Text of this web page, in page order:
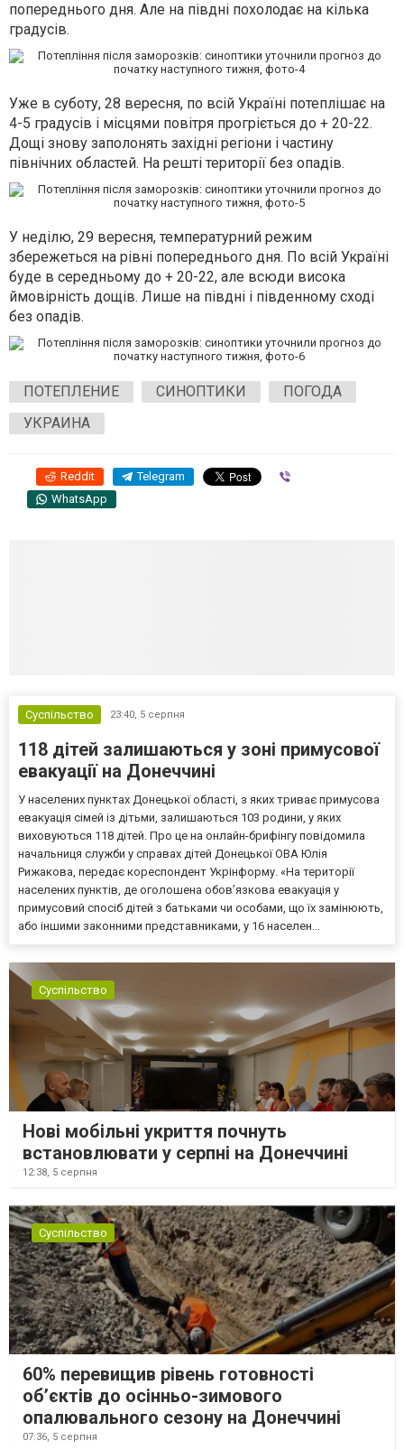
попереднього дня. Але на півдні похолодає на кілька
градусів.
Уже в суботу, 28 вересня, по всій Україні потеплішає на
4-5 градусів і місцями повітря прогріється до + 20-22.
Дощі знову заполонять західні регіони і частину
північних областей. На решті території без опадів.
У неділю, 29 вересня, температурний режим
збережеться на рівні попереднього дня. По всій Україні
буде в середньому до + 20-22, але всюди висока
ймовірність дощів. Лише на півдні і південному сході
без опадів.
ПОТЕПЛЕНИЕ СИНОПТИКИ
ПОГОДА
УКРАИНА
Reddit Telegram
WhatsApp
Суспільство 23:40, 5 серпня
118 дітей залишаються у зоні примусової
евакуації на Донеччині
У населених пунктах Донецької області, з яких триває примусова
евакуація сімей із дітьми, залишаються 103 родини, у яких
виховуються 118 дітей. Про це на онлайн-брифінгу повідомила
начальниця служби у справах дітей Донецької ОВА Юлія
Рижакова, передає кореспондент Укрінформу. «На території
населених пунктів, де оголошена обов’язкова евакуація у
примусовий спосіб дітей з батьками чи особами, що їх замінюють,
або іншими законними представниками, у 16 населен...
Суспільство
Нові мобільні укриття почнуть
встановлювати у серпні на Донеччині
12:38, 5 серпня
Суспільство
60% перевищив рівень готовності
об’єктів до осінньо-зимового
опалювального сезону на Донеччині
07:36, 5 серпня